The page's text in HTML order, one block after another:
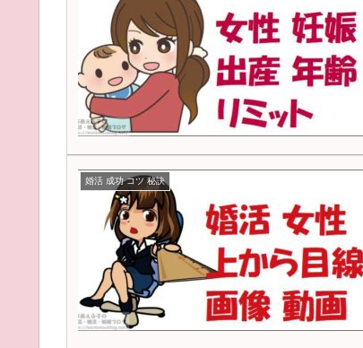
婚活 成功 コツ 秘訣